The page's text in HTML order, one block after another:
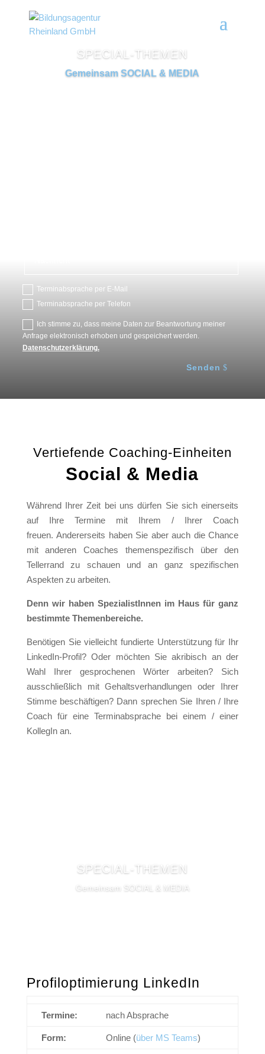
SPECIAL-THEMEN
Gemeinsam SOCIAL & MEDIA
Terminabsprache per E-Mail
Terminabsprache per Telefon
Ich stimme zu, dass meine Daten zur Beantwortung meiner
Anfrage elektronisch erhoben und gespeichert werden.
Datenschutzerklärung.
Senden
Vertiefende Coaching-Einheiten
Social & Media
Während Ihrer Zeit bei uns dürfen Sie sich einerseits
auf Ihre Termine mit Ihrem / Ihrer Coach
freuen. Andererseits haben Sie aber auch die Chance
mit anderen Coaches themenspezifisch über den
Tellerrand zu schauen und an ganz spezifischen
Aspekten zu arbeiten.
Denn wir haben SpezialistInnen im Haus für ganz
bestimmte Themenbereiche.
Benötigen Sie vielleicht fundierte Unterstützung für Ihr
LinkedIn-Profil? Oder möchten Sie akribisch an der
Wahl Ihrer gesprochenen Wörter arbeiten? Sich
ausschließlich mit Gehaltsverhandlungen oder Ihrer
Stimme beschäftigen? Dann sprechen Sie Ihren / Ihre
Coach für eine Terminabsprache bei einem / einer
KollegIn an.
SPECIAL-THEMEN
Gemeinsam SOCIAL & MEDIA
Profiloptimierung LinkedIn
Termine: nach Absprache
Form: Online (über MS Teams)